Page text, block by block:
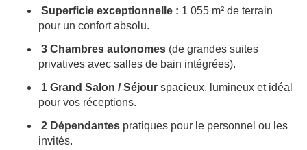
Superficie exceptionnelle : 1 055 m² de terrain
pour un confort absolu.
3 Chambres autonomes (de grandes suites
privatives avec salles de bain intégrées).
1 Grand Salon / Séjour spacieux, lumineux et idéal
pour vos réceptions.
2 Dépendantes pratiques pour le personnel ou les
invités.